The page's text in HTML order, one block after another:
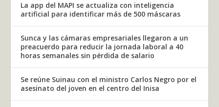
La app del MAPI se actualiza con inteligencia
artificial para identificar más de 500 máscaras
Sunca y las cámaras empresariales llegaron a un
preacuerdo para reducir la jornada laboral a 40
horas semanales sin pérdida de salario
Se reúne Suinau con el ministro Carlos Negro por el
asesinato del joven en el centro del Inisa